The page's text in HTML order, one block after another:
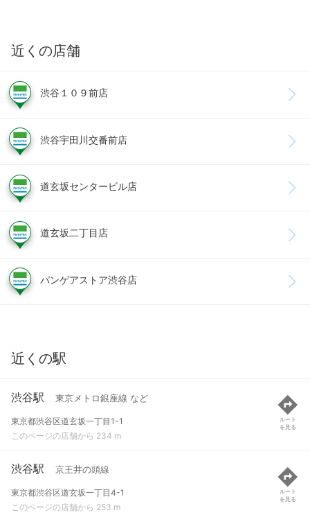
近くの店舗
渋谷１０９前店
渋谷宇田川交番前店
道玄坂センタービル店
道玄坂二丁目店
パンゲアストア渋谷店
近くの駅
渋谷駅 東京メトロ銀座線 など
東京都渋谷区道玄坂一丁目1-1
このページの店舗から 234 m
ルート
を見る
渋谷駅 京王井の頭線
東京都渋谷区道玄坂一丁目4-1
このページの店舗から 253 m
ルート
を見る